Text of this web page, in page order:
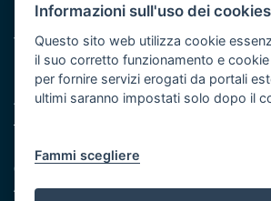
Protezione civile
Vai al sito di Protezione Civile Puglia
Iniziativa finanziata con risorse del POR
Asse XI
Note legali
Cookie e privacy
Amministrazione trasparente
Informazioni sull'uso dei cookies
Questo sito web utilizza cookie
il suo corretto funzionamento e
per fornire servizi erogati da portali
ultimi saranno impostati solo dopo il
Fammi scegliere